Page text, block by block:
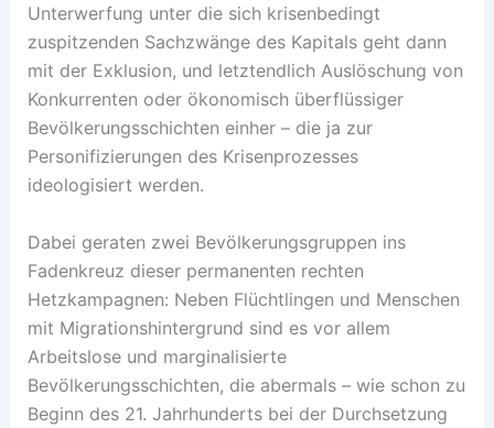
Unterwerfung unter die sich krisenbedingt
zuspitzenden Sachzwänge des Kapitals geht dann
mit der Exklusion, und letztendlich Auslöschung von
Konkurrenten oder ökonomisch überflüssiger
Bevölkerungsschichten einher – die ja zur
Personifizierungen des Krisenprozesses
ideologisiert werden.
Dabei geraten zwei Bevölkerungsgruppen ins
Fadenkreuz dieser permanenten rechten
Hetzkampagnen: Neben Flüchtlingen und Menschen
mit Migrationshintergrund sind es vor allem
Arbeitslose und marginalisierte
Bevölkerungsschichten, die abermals – wie schon zu
Beginn des 21. Jahrhunderts bei der Durchsetzung